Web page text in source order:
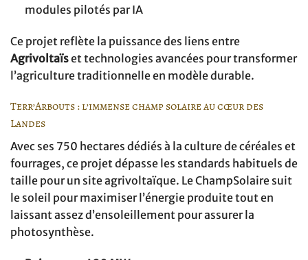
modules pilotés par IA
Ce projet reflète la puissance des liens entre
Agrivoltaïset technologies avancées pour transformer
l’agriculture traditionnelle en modèle durable.
Terr’Arbouts : l’immense champ solaire au cœur des
Landes
Avec ses 750 hectares dédiés à la culture de céréales et
fourrages, ce projet dépasse les standards habituels de
taille pour un site agrivoltaïque. Le ChampSolaire suit
le soleil pour maximiser l’énergie produite tout en
laissant assez d’ensoleillement pour assurer la
photosynthèse.